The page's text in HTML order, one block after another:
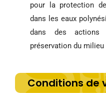
pour la protection
dans les eaux
dans des
préservation du milieu
Conditions de